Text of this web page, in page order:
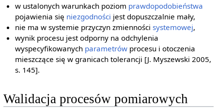
w ustalonych warunkach poziom prawdopodobieństwa
pojawienia się niezgodności jest dopuszczalnie mały,
nie ma w systemie przyczyn zmiennościsystemowej,
wynik procesu jest odporny na odchylenia
wyspecyfikowanych parametrów procesu i otoczenia
mieszczące się w granicach tolerancji [J. Myszewski 2005,
s. 145].
Walidacja procesów pomiarowych